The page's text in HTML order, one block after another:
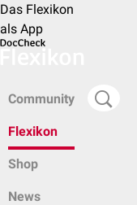
Das Flexikon
als App
Community
Flexikon
Shop
News